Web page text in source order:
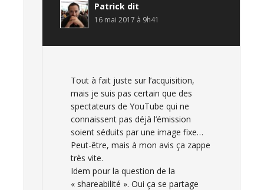
Patrick dit
16 mai 2017 à 9h41
Tout à fait juste sur l’acquisition,
mais je suis pas certain que des
spectateurs de YouTube qui ne
connaissent pas déjà l’émission
soient séduits par une image fixe…
Peut-être, mais à mon avis ça zappe
très vite.
Idem pour la question de la
« shareabilité ». Oui ça se partage